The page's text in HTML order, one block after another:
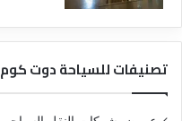
تصنيفات للسياحة دوت كوم